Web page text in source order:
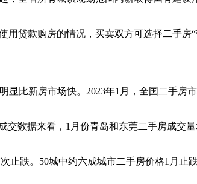
贷款购房的情况，买卖双方可选择二手房“
比新房市场快。2023年1月，全国二手房
数据来看，1月份青岛和东莞二手房成交量
跌。50城中约六成城市二手房价格1月止